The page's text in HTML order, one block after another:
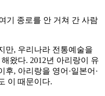
기 종로를 안 거쳐 간 사람
만, 우리나라 전통예술을
왔다. 2012년 아리랑이 유
, 아리랑을 영어·일본어·
이 때문이다.